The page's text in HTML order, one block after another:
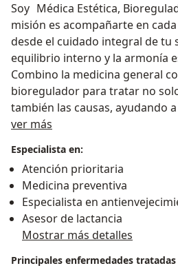
Soy Médica Estética,
misión es acompañarte en
desde el cuidado integral de tu
equilibrio interno y la armonía
Combino la medicina general
bioregulador para tratar no
también las causas, ayudando
su equilibrio de forma natural. Y
personalizados, sutiles y
Trabajo desde la empatía, la
compromiso genuino con cada
es que te sientas comprendida,
confianza, para que podamos
una versión más saludable,
misma.
ver más
Especialista en:
Atención prioritaria
Medicina preventiva
Especialista en
Asesor de lactancia
Mostrar más detalles
Principales enfermedades tratadas